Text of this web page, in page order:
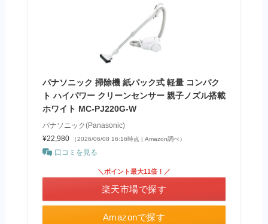
パナソニック 掃除機 紙パック式 軽量 コンパク
ト ハイパワー クリーンセンサー 親子ノズル搭載
ホワイト MC-PJ220G-W
パナソニック(Panasonic)
¥22,980
（2026/06/08 16:16時点 | Amazon調べ）
口コミを見る
Amazonで探す
＼ポイント最大11倍！／
楽天市場で探す